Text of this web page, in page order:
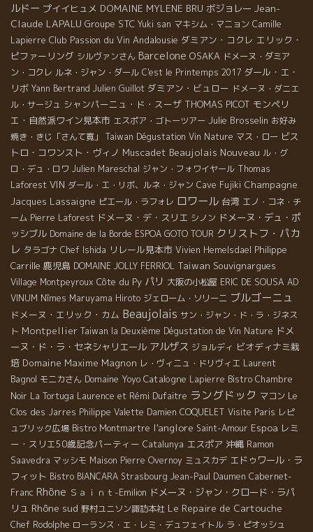
ルドー プイイヒュメ DOMAINE MYLENE BRU ボジョレー Jean-
Claude LAPALU Groupe STC Yuki san マキシム・マニョン Camille
Lapierre Club Passion du Vin Andalousie ダミアン・コクレ エリック・
ピファーリング シルヴァンさん Barcelone OSAKA ドメーヌ・ダミア
ン・コクレ ルネ・ジャン・ダール C'est le Printemps 2017 ダール・エ・
リボ Yann Bertrand Julien Guillot ダミアン・ビュロー ドメーヌ・ダニエ
ル・サージュ シャンパーニュ・ド・スーザ THOMAS PICOT モンペリ
エ・自然派ワイン見本市 エスポア・ゴトーツアー Julie Brosselin お好み
焼き・きじ「さんて寛」
Taiwan Dégustation Vin Nature マス・ロー ビス
トロ・コワンスト・ヴィノ Muscadet Beaujolais Nouveau ル・グ
ロ・デュ・ロワ Julien Mareschal ジャン・フォワイヤール Thomas
Laforest VIN ダール・エ・リボ、ルネ・ジャン Cave Fujiki Champagne
Jacques Lassaigne ピエール・ラフォレ ロワール 台湾 エノ・コネ・チ
ーム Pierre Laforest ドメーヌ・デ・スリエ シノン ドメーヌ・デュ・ポ
ッシブル Domaine de la Borde ESPOA GOTO TOUR クリストフ・パカ
レ タラゴナ Chef Ishida リレール見本市 Vivien Hemelsdael Philippe
Carrille 鹿児島 DOMAINE JOLLY FERRIOL Taiwan Souvignargues
Village Montpeyroux Côte du Py パリ 大阪の小松屋 ERIC DE SOUSA AD
VINUM Nîmes Maruyama Hiroto ジェローム・ソリーニ ブルゴーニュ
ドメーヌ・エリック・カム Beaujolais サン・ジャン・ド・ラ・ジネス
ト Montpellier Taiwan la Deuxième Dégustation de Vin Nature ドメ
ーヌ・ド・ラ・セネシャリエール アルザス ジョルディ ビオディナミ栽
培 Domaine Maxime Magnon レ・ヴィニュ・ドリヴィエ Laurent
Bagnol モニカさん Domaine Yoyo Catalogne Lapierre Bistro Chambre
Noir La Tortuga Laurence et Rémi Dufaitre ラングドック マコン Le
Clos des Jarres Philippe Valette Damien COQUELET Visite Paris レピ
ュブリック広場 Bistro Montmartre l'anglore Saint-Amour Espoa レミ
ー・スリエ50歳記念パーティー Catalunya エスポア 沖縄 Ramon
Saavedra マッシモ Maison Pierre Overnoy ミュスカデ エドゥワール・ラ
フィット Bistro BIANCARA Strasbourg Jean-Paul Daumen Cabernet-
Franc Rhône Ｓａｉｎｔ-Emilion ドメーヌ・ジャン・クロード・ラパ
リュ Rhône sud 野村ユニソン諏訪本社 Le Repaire de Cartouche
Chef Rodolphe ローランス・エ・レミ・デュフェイトル ラ・ピオッシュ